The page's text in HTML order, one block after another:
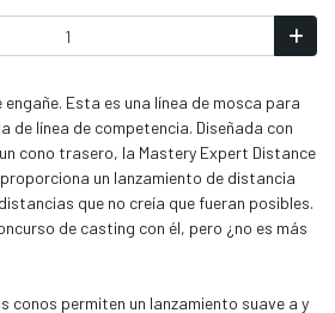
engañe. Esta es una línea de mosca para
de línea de competencia. Diseñada con
cono trasero, la Mastery Expert Distance
un lanzamiento de distancia
que no creía que fueran posibles.
de casting con él, pero ¿no es más
conos permiten un lanzamiento suave a y